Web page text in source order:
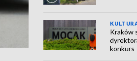
Kraków
konkurs